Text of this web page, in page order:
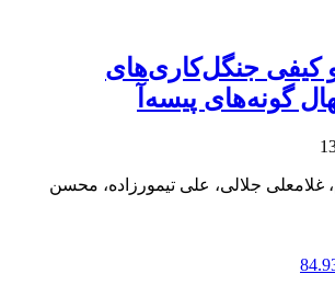
جنگل‌کاری‌های
گونه‌های پیسه‌آ
غلامعلی جلالی، علی تیمورزاده، محسن